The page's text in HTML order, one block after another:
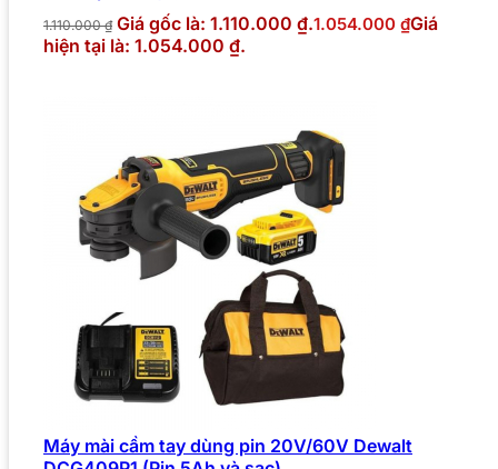
1.110.000₫ Giá gốc là: 1.110.000 ₫.1.054.000 ₫Giá
hiện tại là: 1.054.000 ₫.
Máy mài cầm tay dùng pin 20V/60V Dewalt